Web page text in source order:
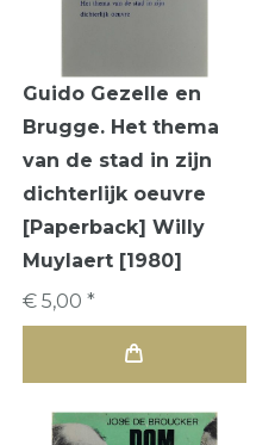
Guido Gezelle en
Brugge. Het thema
van de stad in zijn
dichterlijk oeuvre
[Paperback] Willy
Muylaert [1980]
€ 5,00 *